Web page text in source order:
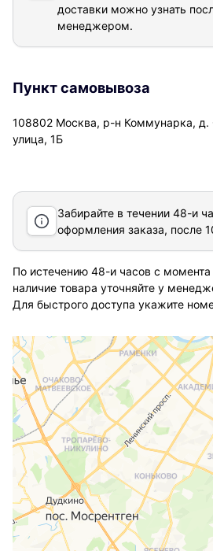
доставки можно узнать
менеджером.
Пункт самовывоза
108802 Москва, р-н Коммунарка, д.
улица, 1Б
Забирайте в течении 48-и
оформления заказа, после
По истечению 48-и часов с
наличие товара уточняйте у
Для быстрого доступа укажите